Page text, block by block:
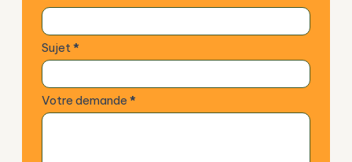
o
u
s
Sujet *
Votre demande *